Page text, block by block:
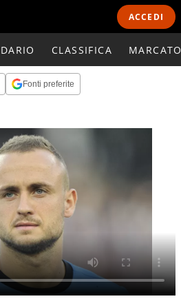
ACCEDI
CLASSIFICA
Fonti preferite